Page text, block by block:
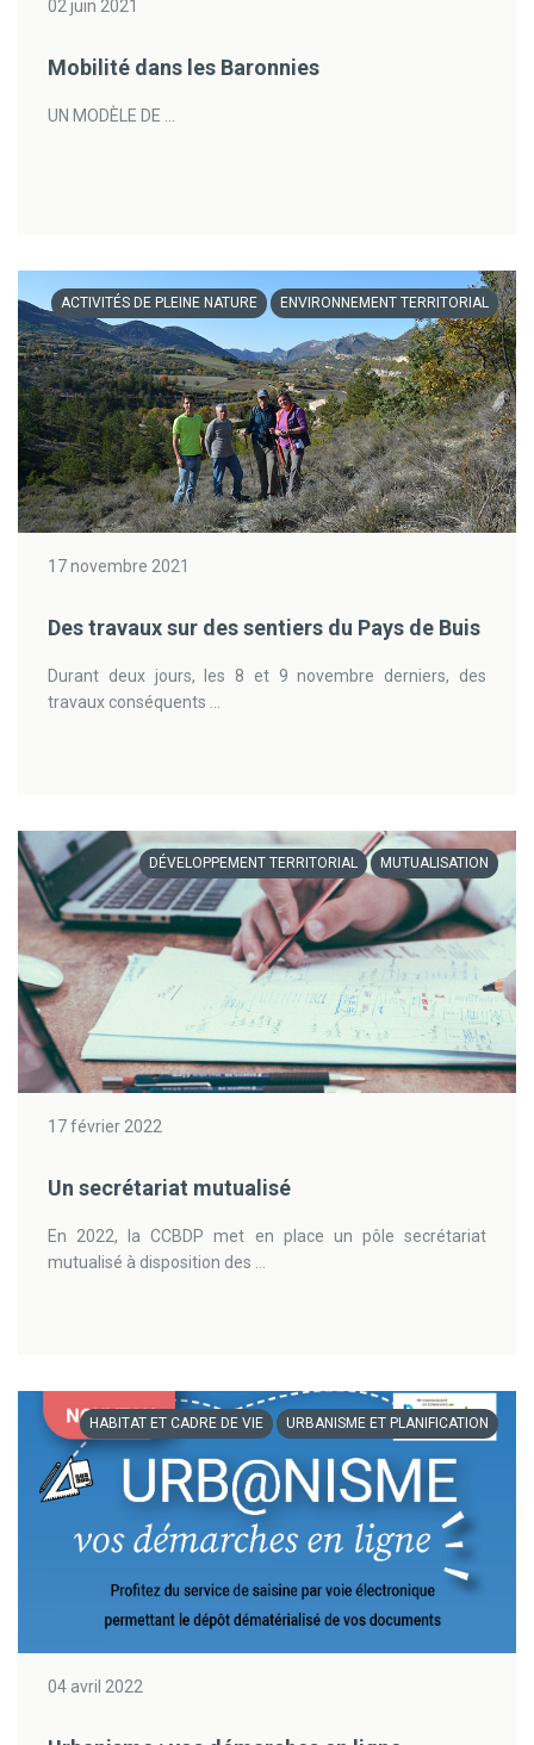
02 juin 2021
Mobilité dans les Baronnies
UN MODÈLE DE ...
ACTIVITÉS DE PLEINE NATURE ENVIRONNEMENT TERRITORIAL
17 novembre 2021
Des travaux sur des sentiers du Pays de Buis
Durant deux jours, les 8 et 9 novembre derniers, des
travaux conséquents ...
DÉVELOPPEMENT TERRITORIAL MUTUALISATION
17 février 2022
Un secrétariat mutualisé
En 2022, la CCBDP met en place un pôle secrétariat
mutualisé à disposition des ...
HABITAT ET CADRE DE VIE URBANISME ET PLANIFICATION
04 avril 2022